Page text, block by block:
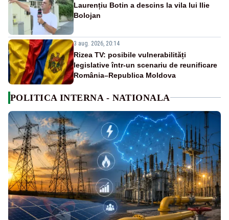
Laurențiu Botin a descins la vila lui Ilie
Bolojan
3 aug. 2026, 20:14
Rizea TV: posibile vulnerabilități
legislative într-un scenariu de reunificare
România–Republica Moldova
POLITICA INTERNA - NATIONALA